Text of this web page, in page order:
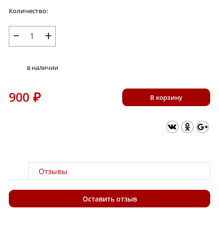
Количество:
− +
в наличии
900 ₽ В корзину
Отзывы
Оставить отзыв